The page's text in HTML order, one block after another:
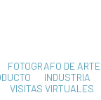
FOTOGRAFO DE ARTE
INDUSTRIA
VISITAS VIRTUALES